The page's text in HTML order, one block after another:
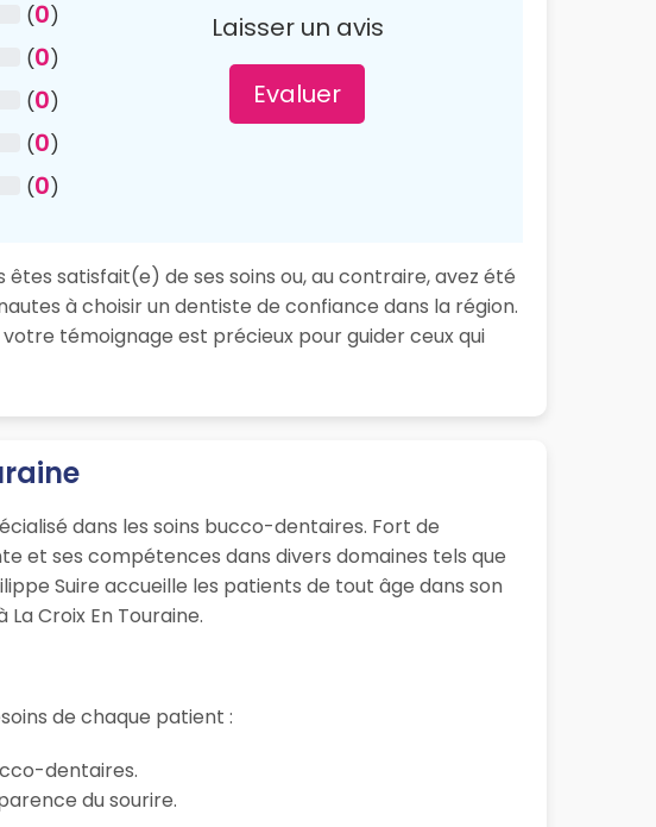
(0)
(0)
(0)
(0)
(0)
Laisser un avis
Evaluer
êtes satisfait(e) de ses soins ou, au contraire, avez été
à choisir un dentiste de confiance dans la région.
témoignage est précieux pour guider ceux qui
dans les soins bucco-dentaires. Fort de
et ses compétences dans divers domaines tels que
Suire accueille les patients de tout âge dans son
Croix En Touraine.
de chaque patient :
dentaires.
du sourire.